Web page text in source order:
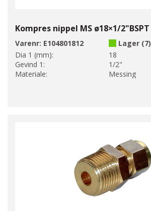
Kompres nippel MS ø18×1/2"BSPT
Varenr: E104801812
Lager (7)
Dia 1 (mm):
18
Gevind 1:
1/2"
Materiale:
Messing